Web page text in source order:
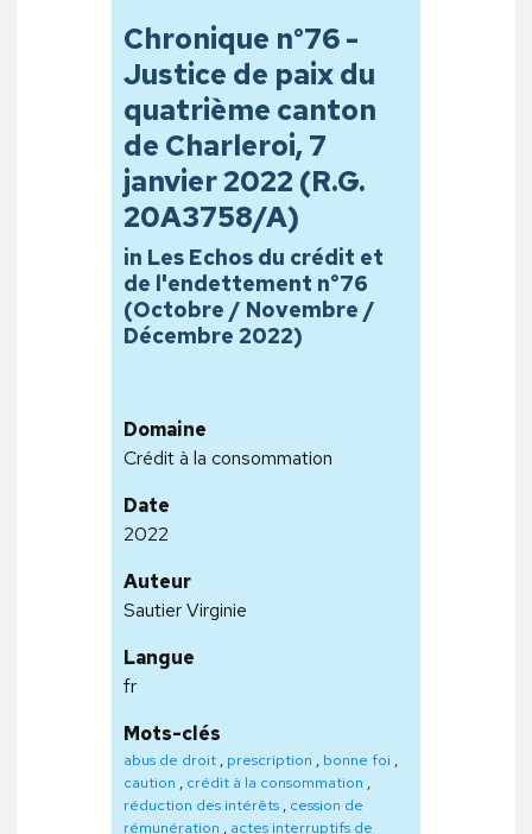
Chronique n°76 -
Justice de paix du
quatrième canton
de Charleroi, 7
janvier 2022 (R.G.
20A3758/A)
in Les Echos du crédit et
de l'endettement n°76
(Octobre / Novembre /
Décembre 2022)
Domaine
Crédit à la consommation
Date
2022
Auteur
Sautier Virginie
Langue
fr
Mots-clés
abus de droit , prescription , bonne foi ,
caution , crédit à la consommation ,
réduction des intérêts , cession de
rémunération , actes interruptifs de